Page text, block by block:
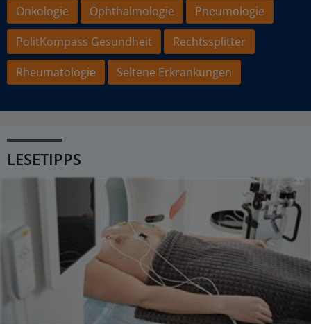
Onkologie
Ophthalmologie
Pneumologie
PolitKompass Gesundheit
Rechtssplitter
Rheumatologie
Seltene Erkrankungen
LESETIPPS